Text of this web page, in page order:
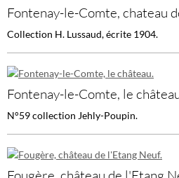
Fontenay-le-Comte, chateau
Collection H. Lussaud, écrite 1904.
Fontenay-le-Comte, le
N°59 collection Jehly-Poupin.